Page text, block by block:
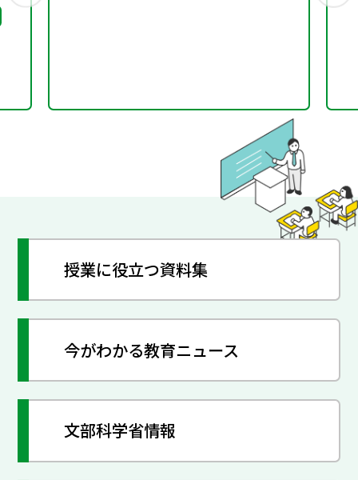
授業に役立つ資料集
今がわかる教育ニュース
文部科学省情報